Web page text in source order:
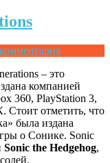
– это
компанией
360, PlayStation 3,
Стоит отметить, что
была издана
о Сонике. Sonic
Sonic the Hedgehog,